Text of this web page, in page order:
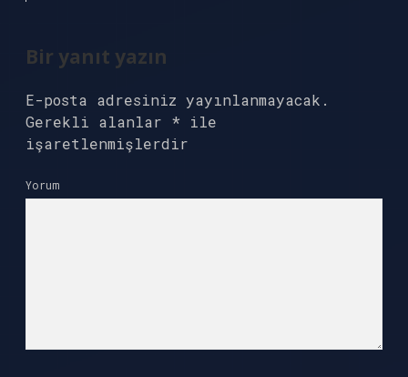
Bir yanıt yazın
E-posta adresiniz yayınlanmayacak.
Gerekli alanlar * ile
işaretlenmişlerdir
Yorum